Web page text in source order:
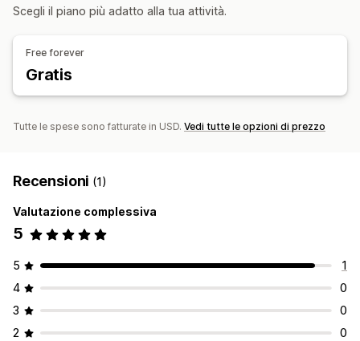
Multisede Aggiornamenti in tempo reale
Importazione ed esportazione
Ottimizzazione tramite IA
Multicanale
Gestione degli ordini
Notifiche di riassortimento
Promemoria per rifornimento
Notifiche di prodotti esauriti
Avvisi di raggiungimento soglia
Dati e statistiche approfonditi
Scegli il piano più adatto alla tua attività.
Free forever
Gratis
Tutte le spese sono fatturate in USD. Vedi tutte le opzioni di prezzo
Recensioni (1)
Valutazione complessiva
5
5
1
4
0
3
0
2
0